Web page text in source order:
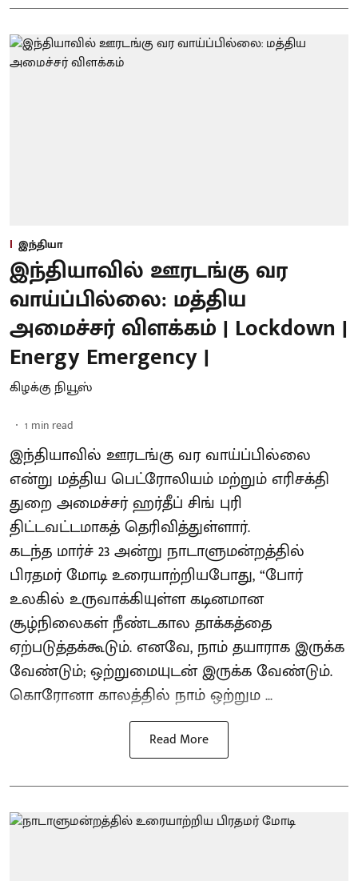
இந்தியா
இந்தியாவில் ஊரடங்கு வர
வாய்ப்பில்லை: மத்திய
அமைச்சர் விளக்கம் | Lockdown |
Energy Emergency |
கிழக்கு நியூஸ்
1 min read
இந்தியாவில் ஊரடங்கு வர வாய்ப்பில்லை
என்று மத்திய பெட்ரோலியம் மற்றும் எரிசக்தி
துறை அமைச்சர் ஹர்தீப் சிங் புரி
திட்டவட்டமாகத் தெரிவித்துள்ளார்.
கடந்த மார்ச் 23 அன்று நாடாளுமன்றத்தில்
பிரதமர் மோடி உரையாற்றியபோது, “போர்
உலகில் உருவாக்கியுள்ள கடினமான
சூழ்நிலைகள் நீண்டகால தாக்கத்தை
ஏற்படுத்தக்கூடும். எனவே, நாம் தயாராக இருக்க
வேண்டும்; ஒற்றுமையுடன் இருக்க வேண்டும்.
கொரோனா காலத்தில் நாம் ஒற்றும ...
Read More